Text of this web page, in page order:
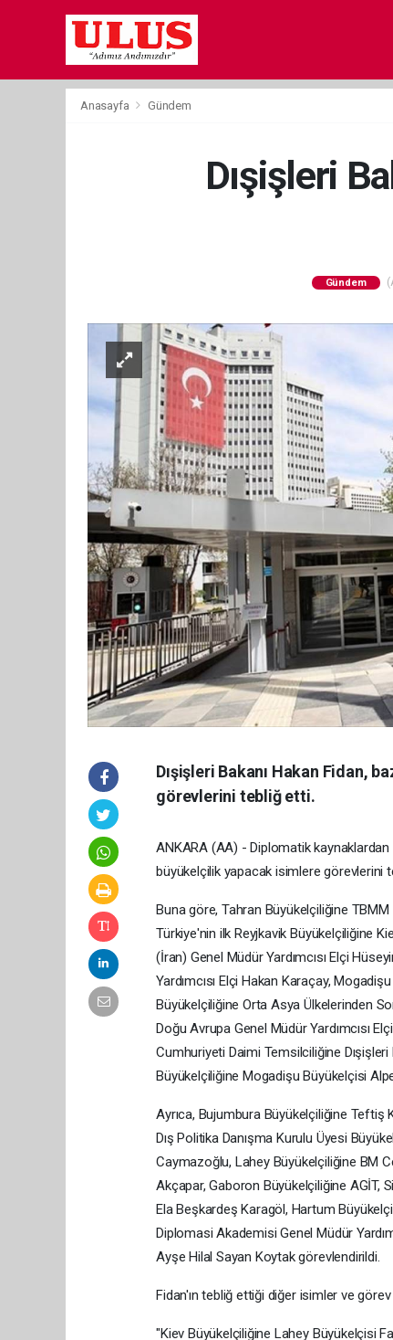
Anasayfa Gündem
Dışişleri
Gündem
Dışişleri Bakanı Hakan Fidan,
görevlerini tebliğ etti.
ANKARA (AA) - Diplomatik
büyükelçilik yapacak isimlere görevlerini
Buna göre, Tahran Büyükelçiliğine
Türkiye'nin ilk Reyjkavik Büyükelçiliğine
(İran) Genel Müdür Yardımcısı Elçi
Yardımcısı Elçi Hakan Karaçay,
Büyükelçiliğine Orta Asya Ülkelerinden
Doğu Avrupa Genel Müdür Yardımcısı
Cumhuriyeti Daimi Temsilciliğine
Büyükelçiliğine Mogadişu Büyükelçisi
Ayrıca, Bujumbura Büyükelçiliğine Teftiş
Dış Politika Danışma Kurulu Üyesi
Caymazoğlu, Lahey Büyükelçiliğine BM
Akçapar, Gaboron Büyükelçiliğine AGİT,
Ela Beşkardeş Karagöl, Hartum
Diplomasi Akademisi Genel Müdür
Ayşe Hilal Sayan Koytak görevlendirildi.
Fidan'ın tebliğ ettiği diğer isimler ve görev
"Kiev Büyükelçiliğine Lahey Büyükelçisi